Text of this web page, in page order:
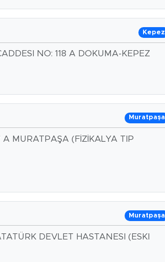
Kepez
NO: 118 A DOKUMA-KEPEZ
Muratpaşa
A MURATPAŞA (FİZİKALYA TIP
Muratpaşa
DEVLET HASTANESI (ESKI